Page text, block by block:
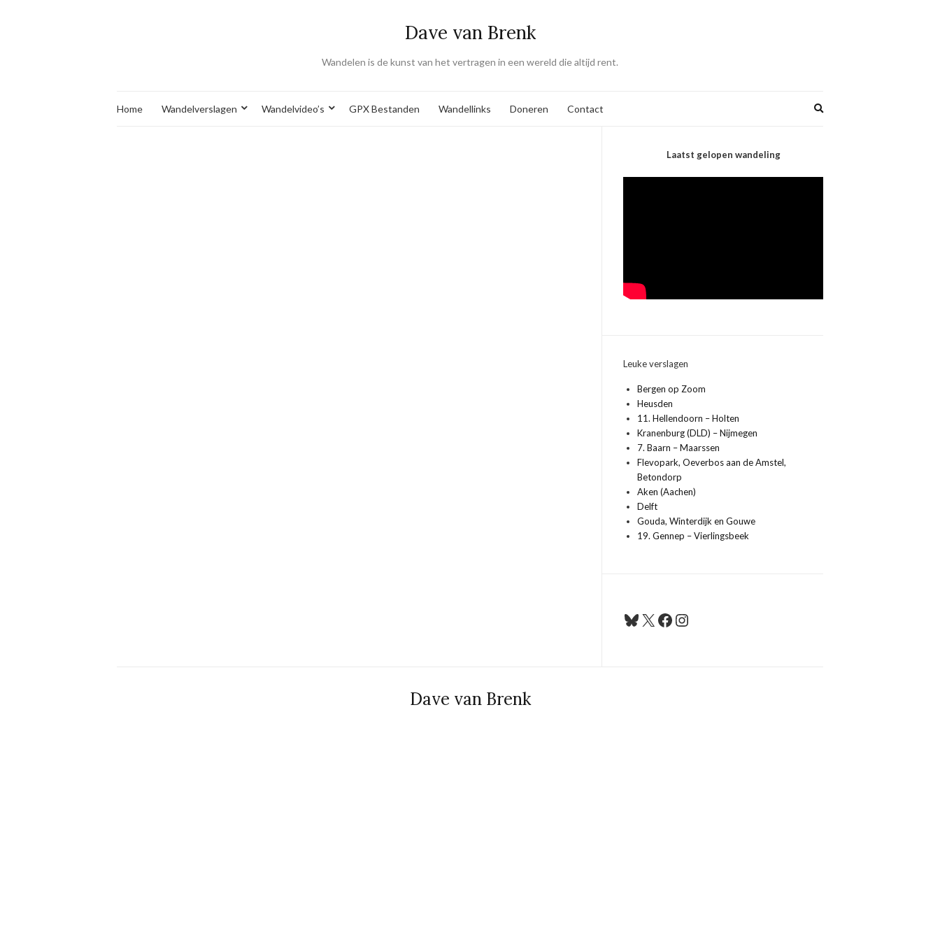
Dave van Brenk
Wandelen is de kunst van het vertragen in een wereld die altijd rent.
Home Wandelverslagen Wandelvideo’s GPX Bestanden Wandellinks Doneren Contact
Laatst gelopen wandeling
Leuke verslagen
Bergen op Zoom
Heusden
11. Hellendoorn – Holten
Kranenburg (DLD) – Nijmegen
7. Baarn – Maarssen
Flevopark, Oeverbos aan de Amstel,
Betondorp
Aken (Aachen)
Delft
Gouda, Winterdijk en Gouwe
19. Gennep – Vierlingsbeek
Bluesky
X Facebook
Instagram
Dave van Brenk